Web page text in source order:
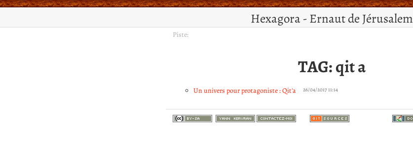
Hexagora - Ernaut de Jérusalem
Piste:
TAG: qit a
Un univers pour protagoniste : Qit'a 26/04/2017 11:14